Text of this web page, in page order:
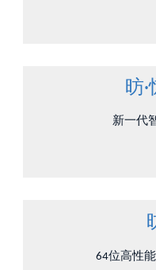
昉
新一代
64位高性能